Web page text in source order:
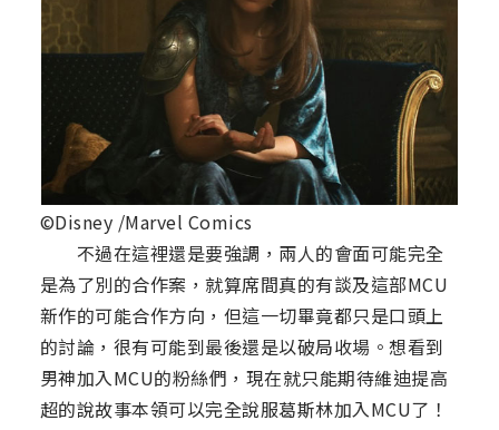
©Disney /Marvel Comics
不過在這裡還是要強調，兩人的會面可能完全
是為了別的合作案，就算席間真的有談及這部MCU
新作的可能合作方向，但這一切畢竟都只是口頭上
的討論，很有可能到最後還是以破局收場。想看到
男神加入MCU的粉絲們，現在就只能期待維迪提高
超的說故事本領可以完全說服葛斯林加入MCU了！